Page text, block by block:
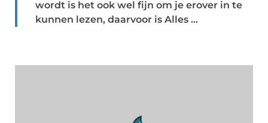
wordt is het ook wel fijn om je erover in te
kunnen lezen, daarvoor is Alles ...